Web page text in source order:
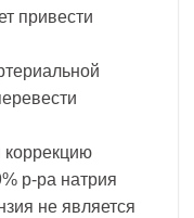
привести
коррекцию
р-ра натрия
не является